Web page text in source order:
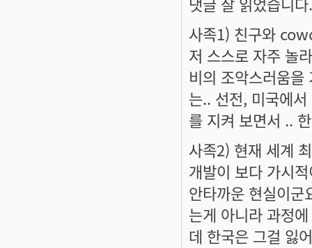
사족1) 친구와
저 스스로 자주 놀
비의 조악스러움
는.. 선전, 미국에
를 지켜 보면서 ..
사족2) 현재 세계
개발이 보다 가시
안타까운 현실이군
는게 아니라 과정
데 한국은 그걸 잃